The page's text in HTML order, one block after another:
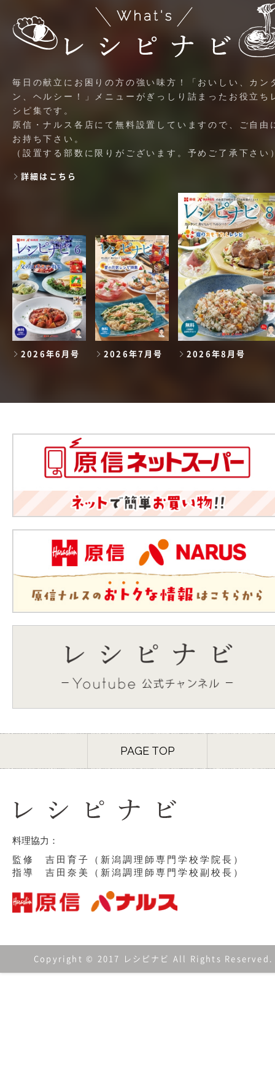
毎日の献立にお困りの方の強い味方！「おいしい、カン
ン、ヘルシー！」メニューがぎっしり詰まったお役立ち
シピ集です。
原信・ナルス各店にて無料設置していますので、ご自由
お持ち下さい。
（設置する部数に限りがございます。予めご了承下さい
詳細はこちら
2026年6月号 2026年7月号 2026年8月号
PAGE TOP
料理協力：
監修 吉田育子（新潟調理師専門学校学院長）
指導 吉田奈美（新潟調理師専門学校副校長）
Copyright © 2017 レシピナビ All Rights Reserved.